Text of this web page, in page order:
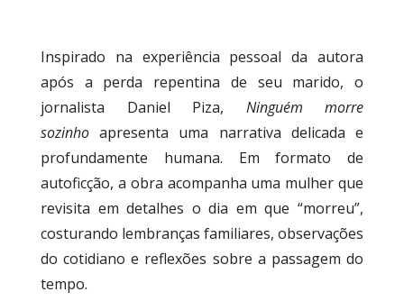
Inspirado na experiência pessoal da autora
após a perda repentina de seu marido, o
jornalista Daniel Piza, Ninguém morre
sozinho apresenta uma narrativa delicada e
profundamente humana. Em formato de
autoficção, a obra acompanha uma mulher que
revisita em detalhes o dia em que “morreu”,
costurando lembranças familiares, observações
do cotidiano e reflexões sobre a passagem do
tempo.